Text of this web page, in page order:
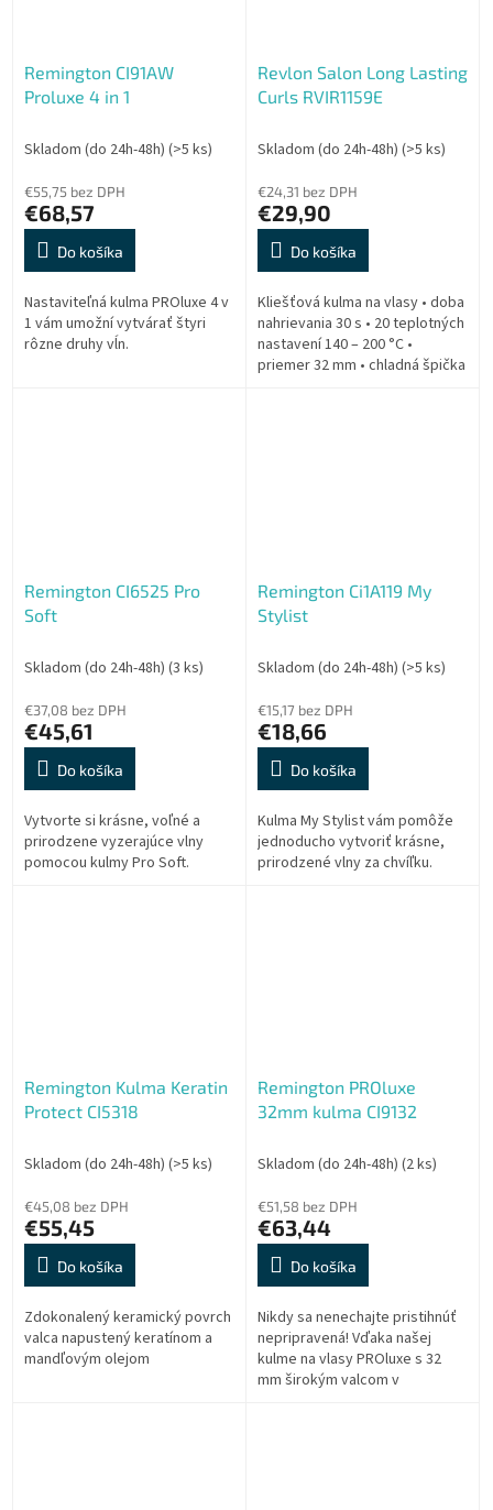
Remington CI91AW
Proluxe 4 in 1
Skladom (do 24h-48h) (>5 ks)
€55,75 bez DPH
€68,57
Do košíka
Nastaviteľná kulma PROluxe 4 v
1 vám umožní vytvárať štyri
rôzne druhy vĺn.
Revlon Salon Long Lasting
Curls RVIR1159E
Skladom (do 24h-48h) (>5 ks)
€24,31 bez DPH
€29,90
Do košíka
Kliešťová kulma na vlasy • doba
nahrievania 30 s • 20 teplotných
nastavení 140 – 200 °C •
priemer 32 mm • chladná špička
Remington CI6525 Pro
Soft
Skladom (do 24h-48h) (3 ks)
€37,08 bez DPH
€45,61
Do košíka
Vytvorte si krásne, voľné a
prirodzene vyzerajúce vlny
pomocou kulmy Pro Soft.
Remington Ci1A119 My
Stylist
Skladom (do 24h-48h) (>5 ks)
€15,17 bez DPH
€18,66
Do košíka
Kulma My Stylist vám pomôže
jednoducho vytvoriť krásne,
prirodzené vlny za chvíľku.
Remington Kulma Keratin
Protect CI5318
Skladom (do 24h-48h) (>5 ks)
€45,08 bez DPH
€55,45
Do košíka
Zdokonalený keramický povrch
valca napustený keratínom a
mandľovým olejom
Remington PROluxe
32mm kulma CI9132
Skladom (do 24h-48h) (2 ks)
€51,58 bez DPH
€63,44
Do košíka
Nikdy sa nenechajte pristihnúť
nepripravená! Vďaka našej
kulme na vlasy PROluxe s 32
mm širokým valcom v